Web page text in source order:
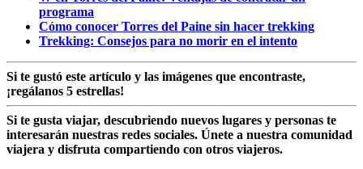
programa
Cómo conocer Torres del Paine sin hacer trekking
Trekking: Consejos para no morir en el intento
Si te gustó este artículo y las imágenes que encontraste,
¡regálanos 5 estrellas!
Si te gusta viajar, descubriendo nuevos lugares y personas te
interesarán nuestras redes sociales. Únete a nuestra comunidad
viajera y disfruta compartiendo con otros viajeros.